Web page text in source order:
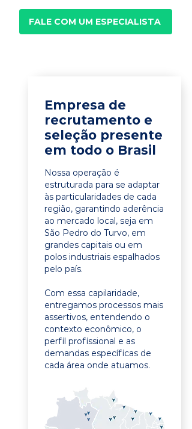
FALE COM UM ESPECIALISTA
Empresa de
recrutamento e
seleção presente
em todo o Brasil
Nossa operação é
estruturada para se adaptar
às particularidades de cada
região, garantindo aderência
ao mercado local, seja em
São Pedro do Turvo, em
grandes capitais ou em
polos industriais espalhados
pelo país.
Com essa capilaridade,
entregamos processos mais
assertivos, entendendo o
contexto econômico, o
perfil profissional e as
demandas específicas de
cada área onde atuamos.